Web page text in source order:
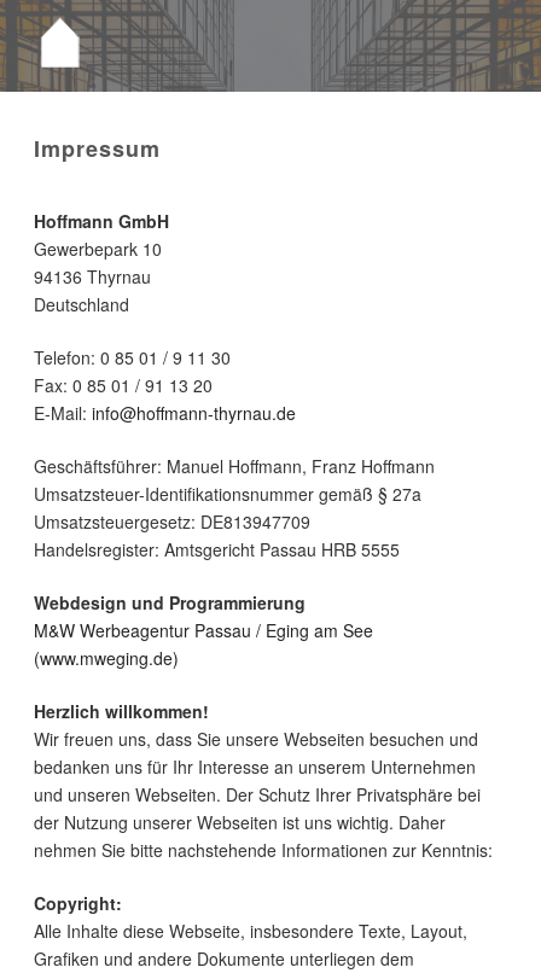
Impressum
Hoffmann GmbH
Gewerbepark 10
94136 Thyrnau
Deutschland
Telefon: 0 85 01 / 9 11 30
Fax: 0 85 01 / 91 13 20
E-Mail: info@hoffmann-thyrnau.de
Geschäftsführer: Manuel Hoffmann, Franz Hoffmann
Umsatzsteuer-Identifikationsnummer gemäß § 27a
Umsatzsteuergesetz: DE813947709
Handelsregister: Amtsgericht Passau HRB 5555
Webdesign und Programmierung
M&W Werbeagentur Passau / Eging am See
(www.mweging.de)
Herzlich willkommen!
Wir freuen uns, dass Sie unsere Webseiten besuchen und
bedanken uns für Ihr Interesse an unserem Unternehmen
und unseren Webseiten. Der Schutz Ihrer Privatsphäre bei
der Nutzung unserer Webseiten ist uns wichtig. Daher
nehmen Sie bitte nachstehende Informationen zur Kenntnis:
Copyright:
Alle Inhalte diese Webseite, insbesondere Texte, Layout,
Grafiken und andere Dokumente unterliegen dem